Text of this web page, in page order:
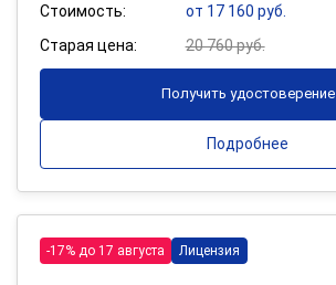
Стоимость:
от 17 160 руб.
Старая цена:
20 760 руб.
Получить удостоверение
Подробнее
-17% до 17 августа Лицензия